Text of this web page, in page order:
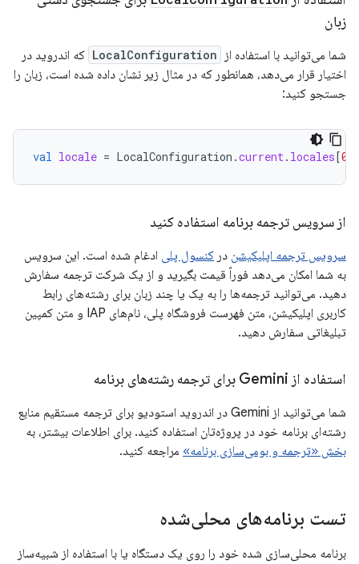
زبان
شما می‌توانید با استفاده از LocalConfiguration که اندروید در
اختیار قرار می‌دهد، همانطور که در مثال زیر نشان داده شده است، زبان را
جستجو کنید:
val locale = LocalConfiguration .current. locales[0
از سرویس ترجمه برنامه استفاده کنید
سرویس ترجمه اپلیکیشن در کنسول پلی ادغام شده است. این سرویس
به شما امکان می‌دهد فوراً قیمت بگیرید و از یک شرکت ترجمه سفارش
دهید. می‌توانید ترجمه‌ها را به یک یا چند زبان برای رشته‌های رابط
کاربری اپلیکیشن، متن فهرست فروشگاه پلی، نام‌های IAP و متن کمپین
تبلیغاتی سفارش دهید.
استفاده از Gemini برای ترجمه رشته‌های برنامه
شما می‌توانید از Gemini در اندروید استودیو برای ترجمه مستقیم منابع
رشته‌ای برنامه خود در پروژه‌تان استفاده کنید. برای اطلاعات بیشتر، به
بخش «ترجمه و بومی‌سازی برنامه» مراجعه کنید.
تست برنامه‌های محلی‌شده
برنامه محلی‌سازی شده خود را روی یک دستگاه یا با استفاده از شبیه‌ساز